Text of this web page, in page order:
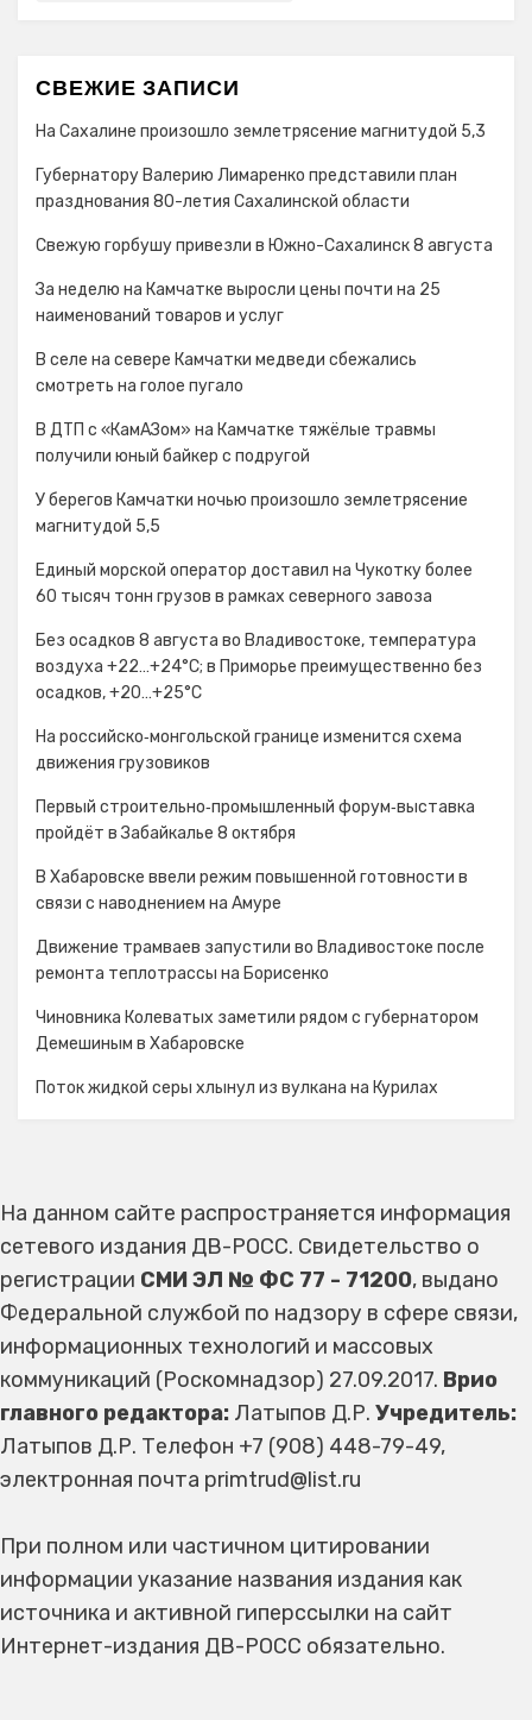
СВЕЖИЕ ЗАПИСИ
На Сахалине произошло землетрясение магнитудой 5,3
Губернатору Валерию Лимаренко представили план
празднования 80-летия Сахалинской области
Свежую горбушу привезли в Южно-Сахалинск 8 августа
За неделю на Камчатке выросли цены почти на 25
наименований товаров и услуг
В селе на севере Камчатки медведи сбежались
смотреть на голое пугало
В ДТП с «КамАЗом» на Камчатке тяжёлые травмы
получили юный байкер с подругой
У берегов Камчатки ночью произошло землетрясение
магнитудой 5,5
Единый морской оператор доставил на Чукотку более
60 тысяч тонн грузов в рамках северного завоза
Без осадков 8 августа во Владивостоке, температура
воздуха +22…+24°С; в Приморье преимущественно без
осадков, +20…+25°C
На российско‑монгольской границе изменится схема
движения грузовиков
Первый строительно‑промышленный форум‑выставка
пройдёт в Забайкалье 8 октября
В Хабаровске ввели режим повышенной готовности в
связи с наводнением на Амуре
Движение трамваев запустили во Владивостоке после
ремонта теплотрассы на Борисенко
Чиновника Колеватых заметили рядом с губернатором
Демешиным в Хабаровске
Поток жидкой серы хлынул из вулкана на Курилах
На данном сайте распространяется информация
сетевого издания ДВ-РОСС. Свидетельство о
регистрации СМИ ЭЛ № ФС 77 - 71200, выдано
Федеральной службой по надзору в сфере связи,
информационных технологий и массовых
коммуникаций (Роскомнадзор) 27.09.2017. Врио
главного редактора: Латыпов Д.Р. Учредитель:
Латыпов Д.Р. Телефон +7 (908) 448-79-49,
электронная почта primtrud@list.ru
При полном или частичном цитировании
информации указание названия издания как
источника и активной гиперссылки на сайт
Интернет-издания ДВ-РОСС обязательно.